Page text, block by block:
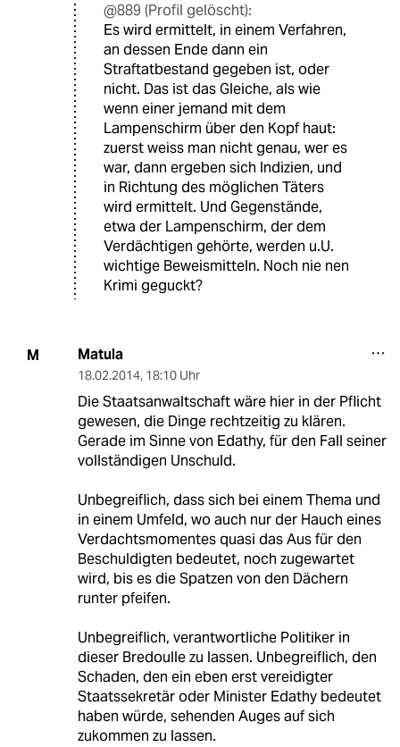
@889 (Profil gelöscht):
Es wird ermittelt, in einem Verfahren,
an dessen Ende dann ein
Straftatbestand gegeben ist, oder
nicht. Das ist das Gleiche, als wie
wenn einer jemand mit dem
Lampenschirm über den Kopf haut:
zuerst weiss man nicht genau, wer es
war, dann ergeben sich Indizien, und
in Richtung des möglichen Täters
wird ermittelt. Und Gegenstände,
etwa der Lampenschirm, der dem
Verdächtigen gehörte, werden u.U.
wichtige Beweismitteln. Noch nie nen
Krimi geguckt?
M Matula
18.02.2014, 18:10 Uhr
Die Staatsanwaltschaft wäre hier in der Pflicht
gewesen, die Dinge rechtzeitig zu klären.
Gerade im Sinne von Edathy, für den Fall seiner
vollständigen Unschuld.
Unbegreiflich, dass sich bei einem Thema und
in einem Umfeld, wo auch nur der Hauch eines
Verdachtsmomentes quasi das Aus für den
Beschuldigten bedeutet, noch zugewartet
wird, bis es die Spatzen von den Dächern
runter pfeifen.
Unbegreiflich, verantwortliche Politiker in
dieser Bredoulle zu lassen. Unbegreiflich, den
Schaden, den ein eben erst vereidigter
Staatssekretär oder Minister Edathy bedeutet
haben würde, sehenden Auges auf sich
zukommen zu lassen.